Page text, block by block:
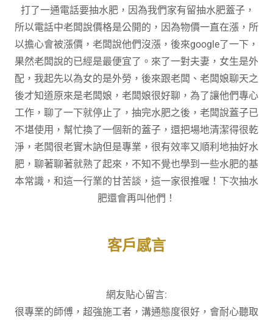
打了一通電話要抽水肥，因為我們家有留抽水肥蓋子，
所以電話中老闆說價格是公開的，因為物價一直在漲，所
以擔心會被漲價，老闆說他們沒漲，後來google了一下，
果然老闆說的已經是最便宜了。來了一對夫妻，女生是外
配，我起先以為女的是外勞，後來跟老闆、老闆娘聊天之
後才知道原來是老闆娘，老闆娘很好聊，為了讓他們專心
工作，聊了一下就停止了，抽完水肥之後，老闆說蓋子已
不堪使用，幫忙換了一個新的蓋子，還把場地清潔得很乾
淨，老闆很老實木訥但是專業，很有效率又順利地抽好水
肥，聊著聊著就熟了起來，不知不覺也學到一些水肥的基
本常識，和這一行業的甘苦談，這一家很推喔！下次抽水
肥還會再叫他們！
客戶感言
網友貼心留言:
很專業的師傅，超強施工者，溝通態度很好，會耐心聽取